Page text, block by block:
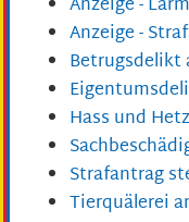
Anzeige -
Betrugsdelikt
Hass und
Strafantrag
Tierquälerei